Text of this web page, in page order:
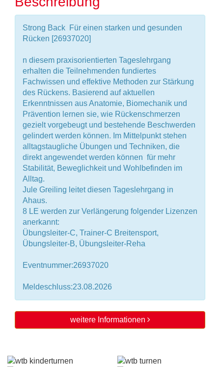
Strong Back  Für einen starken und gesunden
Rücken [26937020]
n diesem praxisorientierten Tageslehrgang
erhalten die Teilnehmenden fundiertes
Fachwissen und effektive Methoden zur Stärkung
des Rückens. Basierend auf aktuellen
Erkenntnissen aus Anatomie, Biomechanik und
Prävention lernen sie, wie Rückenschmerzen
gezielt vorgebeugt und bestehende Beschwerden
gelindert werden können. Im Mittelpunkt stehen
alltagstaugliche Übungen und Techniken, die
direkt angewendet werden können  für mehr
Stabilität, Beweglichkeit und Wohlbefinden im
Alltag.
Jule Greiling leitet diesen Tageslehrgang in
Ahaus.
8 LE werden zur Verlängerung folgender Lizenzen
anerkannt:
Übungsleiter-C, Trainer-C Breitensport,
Übungsleiter-B, Übungsleiter-Reha
Eventnummer:26937020
Meldeschluss:23.08.2026
weitere Informationen